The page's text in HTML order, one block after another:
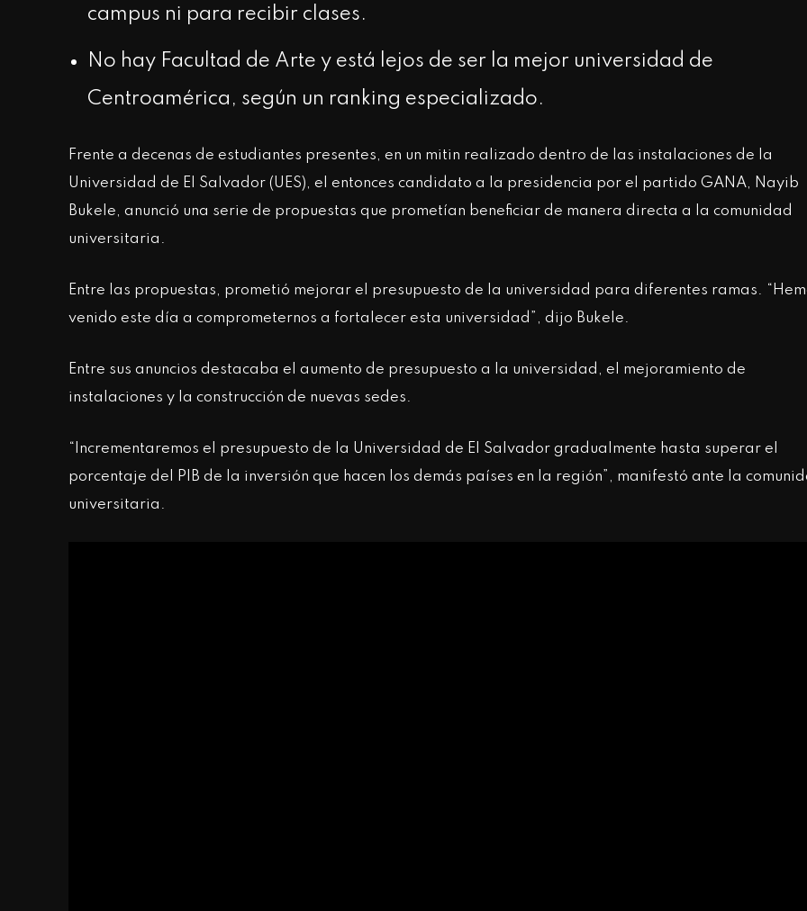
campus ni para recibir clases.
No hay Facultad de Arte y está lejos de ser la mejor universidad de
Centroamérica, según un ranking especializado.
Frente a decenas de estudiantes presentes, en un mitin realizado dentro de las instalaciones de la
Universidad de El Salvador (UES), el entonces candidato a la presidencia por el partido GANA, Nayib
Bukele, anunció una serie de propuestas que prometían beneficiar de manera directa a la comunidad
universitaria.
Entre las propuestas, prometió mejorar el presupuesto de la universidad para diferentes ramas.
venido este día a comprometernos a fortalecer esta universidad”, dijo Bukele.
Entre sus anuncios destacaba el aumento de presupuesto a la universidad, el mejoramiento de
instalaciones y la construcción de nuevas sedes.
“Incrementaremos el presupuesto de la Universidad de El Salvador gradualmente hasta superar el
porcentaje del PIB de la inversión que hacen los demás países en la región”, manifestó ante la
universitaria.